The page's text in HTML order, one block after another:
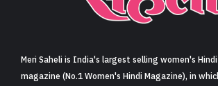
Meri Saheli is India's largest selling women's
magazine (No.1 Women's Hindi Magazine), in